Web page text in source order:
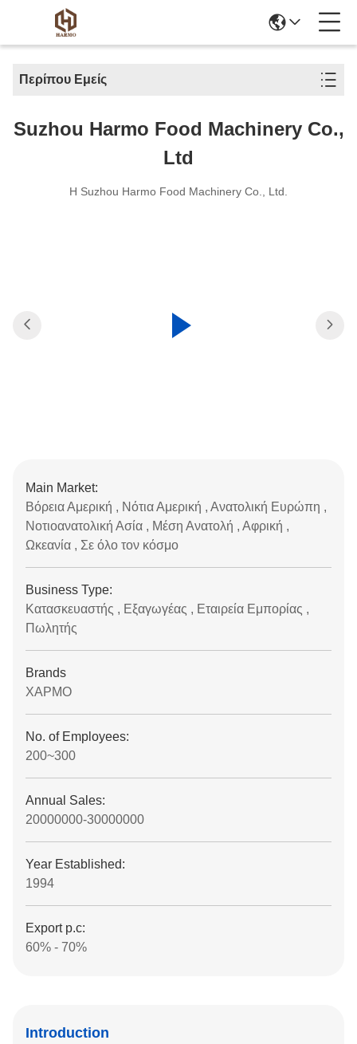
Περίπου Εμείς
Suzhou Harmo Food Machinery Co.,
Ltd
Η Suzhou Harmo Food Machinery Co., Ltd.
Main Market:
Βόρεια Αμερική , Νότια Αμερική , Ανατολική Ευρώπη ,
Νοτιοανατολική Ασία , Μέση Ανατολή , Αφρική ,
Ωκεανία , Σε όλο τον κόσμο
Business Type:
Κατασκευαστής , Εξαγωγέας , Εταιρεία Εμπορίας ,
Πωλητής
Brands
ΧΑΡΜΟ
No. of Employees:
200~300
Annual Sales:
20000000-30000000
Year Established:
1994
Export p.c:
60% - 70%
Introduction